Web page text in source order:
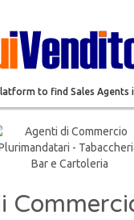
to find Sales Agents